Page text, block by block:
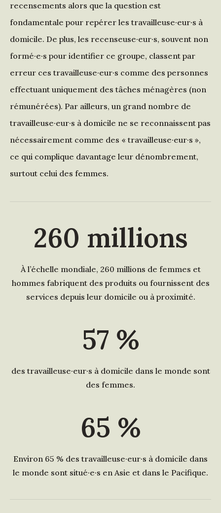
recensements alors que la question est
fondamentale pour repérer les travailleuse·eur·s à
domicile. De plus, les recenseuse·eur·s, souvent non
formé·e·s pour identifier ce groupe, classent par
erreur ces travailleuse·eur·s comme des personnes
effectuant uniquement des tâches ménagères (non
rémunérées). Par ailleurs, un grand nombre de
travailleuse·eur·s à domicile ne se reconnaissent pas
nécessairement comme des « travailleuse·eur·s »,
ce qui complique davantage leur dénombrement,
surtout celui des femmes.
260 millions
À l’échelle mondiale, 260 millions de femmes et
hommes fabriquent des produits ou fournissent des
services depuis leur domicile ou à proximité.
57 %
des travailleuse·eur·s à domicile dans le monde sont
des femmes.
65 %
Environ 65 % des travailleuse·eur·s à domicile dans
le monde sont situé·e·s en Asie et dans le Pacifique.